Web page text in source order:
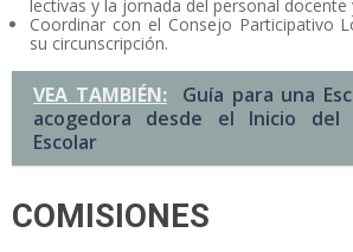
lectivas y la jornada del personal
Coordinar con el Consejo Participativo
su circunscripción.
VEA TAMBIÉN:
Guía para una
acogedora desde el Inicio del
Escolar
COMISIONES